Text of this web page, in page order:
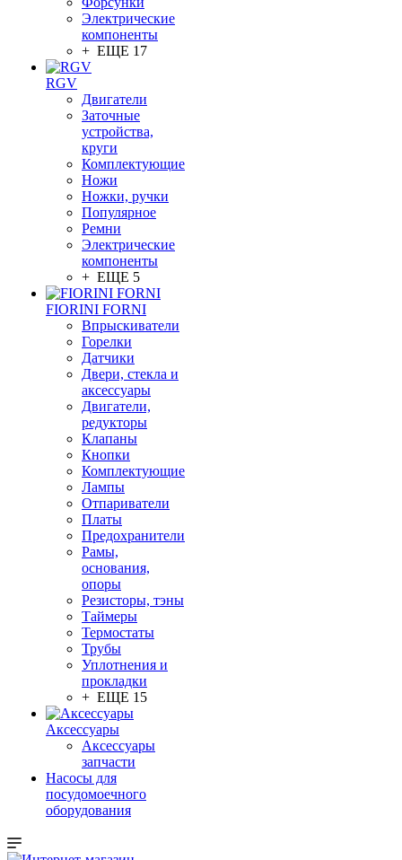
Электрические
компоненты
+ ЕЩЕ 17
RGV
Двигатели
Заточные
устройства,
круги
Комплектующие
Ножи
Ножки, ручки
Популярное
Ремни
Электрические
компоненты
+ ЕЩЕ 5
FIORINI FORNI
Впрыскиватели
Горелки
Датчики
Двери, стекла и
аксессуары
Двигатели,
редукторы
Клапаны
Кнопки
Комплектующие
Лампы
Отпариватели
Платы
Предохранители
Рамы,
основания,
опоры
Резисторы, тэны
Таймеры
Термостаты
Трубы
Уплотнения и
прокладки
+ ЕЩЕ 15
Аксессуары
Аксессуары
запчасти
Насосы для
посудомоечного
оборудования